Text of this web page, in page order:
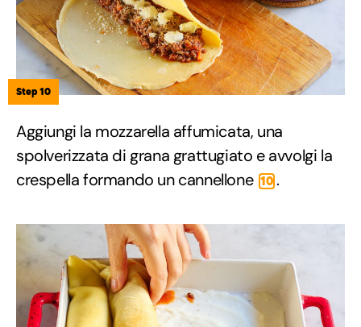
Step 10
Aggiungi la mozzarella affumicata, una
spolverizzata di grana grattugiato e avvolgi la
crespella formando un cannellone 10 .